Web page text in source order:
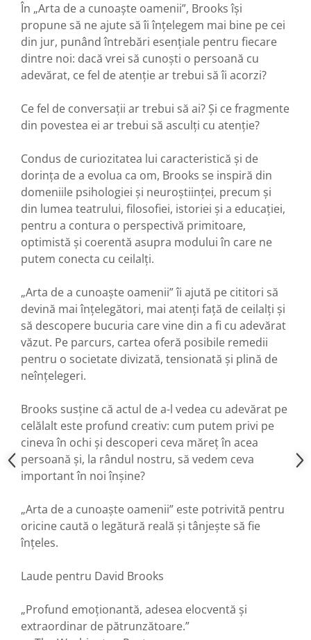
În „Arta de a cunoaște oamenii”, Brooks își
propune să ne ajute să îi înțelegem mai bine pe cei
din jur, punând întrebări esențiale pentru fiecare
dintre noi: dacă vrei să cunoști o persoană cu
adevărat, ce fel de atenție ar trebui să îi acorzi?
Ce fel de conversații ar trebui să ai? Și ce fragmente
din povestea ei ar trebui să asculți cu atenție?
Condus de curiozitatea lui caracteristică și de
dorința de a evolua ca om, Brooks se inspiră din
domeniile psihologiei și neuroștiinței, precum și
din lumea teatrului, filosofiei, istoriei și a educației,
pentru a contura o perspectivă primitoare,
optimistă și coerentă asupra modului în care ne
putem conecta cu ceilalți.
„Arta de a cunoaște oamenii” îi ajută pe cititori să
devină mai înțelegători, mai atenți față de ceilalți și
să descopere bucuria care vine din a fi cu adevărat
văzut. Pe parcurs, cartea oferă posibile remedii
pentru o societate divizată, tensionată și plină de
neînțelegeri.
Brooks susține că actul de a-l vedea cu adevărat pe
celălalt este profund creativ: cum putem privi pe
cineva în ochi și descoperi ceva măreț în acea
persoană și, la rândul nostru, să vedem ceva
important în noi înșine?
„Arta de a cunoaște oamenii” este potrivită pentru
oricine caută o legătură reală și tânjește să fie
înțeles.
Laude pentru David Brooks
„Profund emoționantă, adesea elocventă și
extraordinar de pătrunzătoare.”